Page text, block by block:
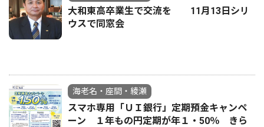
大和東高卒業生で交流を 11月13日シリ
ウスで同窓会
海老名・座間・綾瀬
スマホ専用「ＵＩ銀行」定期預金キャンペ
ーン １年もの円定期が年１・50％ きら